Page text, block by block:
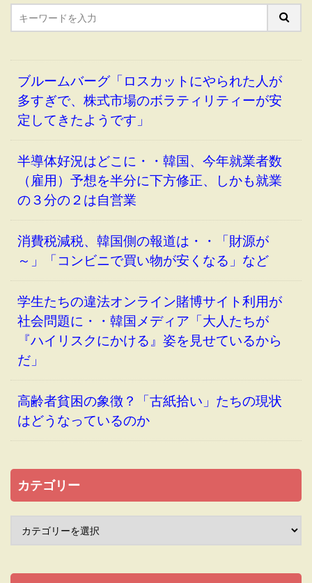
ブルームバーグ「ロスカットにやられた人が
多すぎで、株式市場のボラティリティーが安
定してきたようです」
半導体好況はどこに・・韓国、今年就業者数
（雇用）予想を半分に下方修正、しかも就業
の３分の２は自営業
消費税減税、韓国側の報道は・・「財源が
～」「コンビニで買い物が安くなる」など
学生たちの違法オンライン賭博サイト利用が
社会問題に・・韓国メディア「大人たちが
『ハイリスクにかける』姿を見せているから
だ」
高齢者貧困の象徴？「古紙拾い」たちの現状
はどうなっているのか
カテゴリー